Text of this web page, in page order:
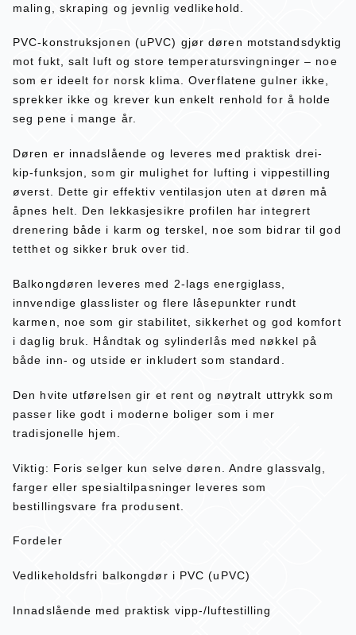
maling, skraping og jevnlig vedlikehold.
PVC-konstruksjonen (uPVC) gjør døren motstandsdyktig
mot fukt, salt luft og store temperatursvingninger – noe
som er ideelt for norsk klima. Overflatene gulner ikke,
sprekker ikke og krever kun enkelt renhold for å holde
seg pene i mange år.
Døren er innadslående og leveres med praktisk drei-
kip-funksjon, som gir mulighet for lufting i vippestilling
øverst. Dette gir effektiv ventilasjon uten at døren må
åpnes helt. Den lekkasjesikre profilen har integrert
drenering både i karm og terskel, noe som bidrar til god
tetthet og sikker bruk over tid.
Balkongdøren leveres med 2-lags energiglass,
innvendige glasslister og flere låsepunkter rundt
karmen, noe som gir stabilitet, sikkerhet og god komfort
i daglig bruk. Håndtak og sylinderlås med nøkkel på
både inn- og utside er inkludert som standard.
Den hvite utførelsen gir et rent og nøytralt uttrykk som
passer like godt i moderne boliger som i mer
tradisjonelle hjem.
Viktig: Foris selger kun selve døren. Andre glassvalg,
farger eller spesialtilpasninger leveres som
bestillingsvare fra produsent.
Fordeler
Vedlikeholdsfri balkongdør i PVC (uPVC)
Innadslående med praktisk vipp-/luftestilling